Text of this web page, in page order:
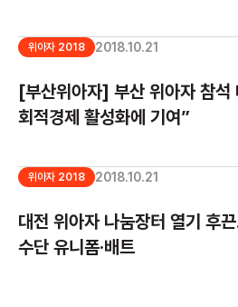
위아자 2018 2018.10.21
[부산위아자] 부산 위아자 참
회적경제 활성화에 기여”
위아자 2018 2018.10.21
대전 위아자 나눔장터 열기 후
수단 유니폼·배트